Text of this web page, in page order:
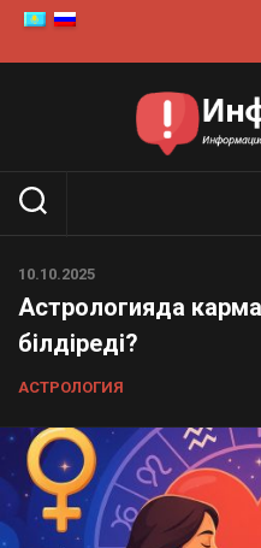
Skip
content
10.10.2025
Астрологияда
білдіреді?
АСТРОЛОГИЯ